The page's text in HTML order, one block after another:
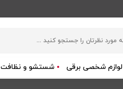
لوازم شخصی برقی شستشو و نظافت